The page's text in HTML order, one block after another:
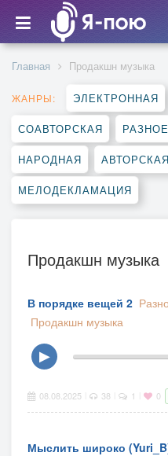
Главная Продакшн музыка
ЖАНРЫ: ЭЛЕКТРОННАЯ
СОАВТОРСКАЯ РАЗНОЕ
НАРОДНАЯ АВТОРСКАЯ
МЕЛОДЕКЛАМАЦИЯ
Продакшн музыка
В порядке вещей 2
Продакшн музыка
▶
08.08.2025 38 1 0
Мыслить широко